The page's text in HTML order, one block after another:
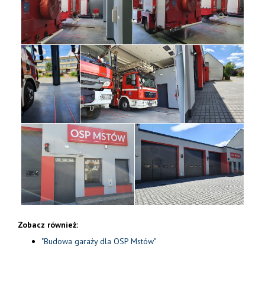
Zobacz również:
"Budowa garaży dla OSP Mstów"